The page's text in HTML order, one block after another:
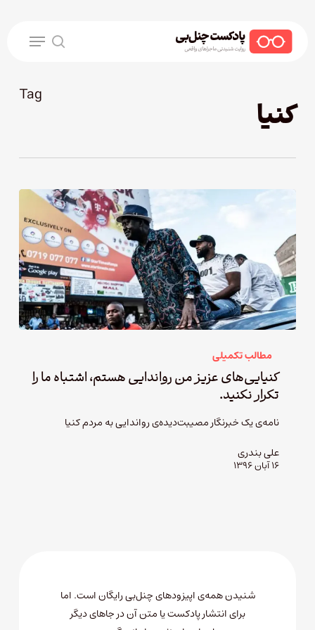
search
Menu
Tag
کنیا
مطالب تکمیلی
کنیایی‌های عزیز من رواندایی هستم، اشتباه ما را
تکرار نکنید.
نامه‌ی یک خبرنگار مصیبت‌دیده‌ی رواندایی به مردم کنیا
علی بندری
۱۶ آبان ۱۳۹۶
شنیدن همه‌ی اپیزودهای چنل‌بی رایگان است. اما
برای انتشار پادکست یا متن آن در جاهای دیگر